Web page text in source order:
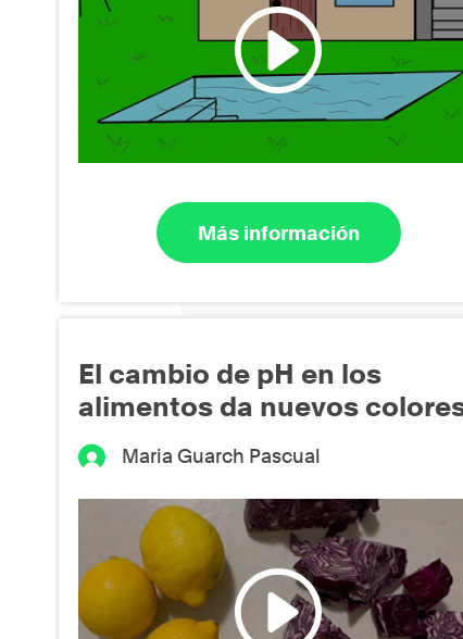
Más información
El cambio de pH en los
alimentos da nuevos
Maria Guarch Pascual